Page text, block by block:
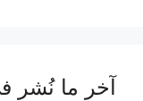
آخر ما نُشر